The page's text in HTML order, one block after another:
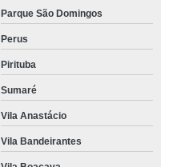
Parque São Domingos
Perus
Pirituba
Sumaré
Vila Anastácio
Vila Bandeirantes